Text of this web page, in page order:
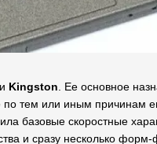
Kingston. Ее основное
по тем или иным причинам
базовые скоростные
и сразу несколько